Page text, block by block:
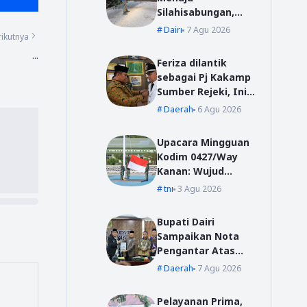
...
Silahisabungan,
BPBD Dairi Lakukan
Dairi 7 Agu 2026
Feriza dilantik
sebagai Pj Kakamp
Sumber Rejeki, Ini
Pesan Sekda Way
Daerah 6 Agu 2026
Upacara Mingguan
Kodim 0427/Way
Kanan: Wujud
Komitmen Jaga
Prajurit
tni 3 Agu 2026
Bupati Dairi
Sampaikan Nota
Pengantar Atas
Rancangan KUA-
Daerah 7 Agu 2026
Pelayanan Prima,